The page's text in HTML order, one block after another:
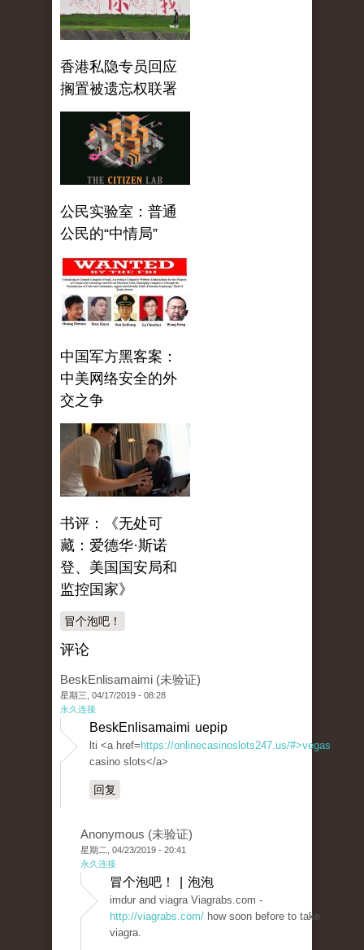
香港私隐专员回应
搁置被遗忘权联署
公民实验室：普通
公民的“中情局”
中国军方黑客案：
中美网络安全的外
交之争
书评：《无处可
藏：爱德华·斯诺
登、美国国安局和
监控国家》
冒个泡吧！
评论
BeskEnlisamaimi (未验证)
星期三, 04/17/2019 - 08:28
永久连接
BeskEnlisamaimi uepip
lti <a href= https://onlinecasinoslots247.us/#>vegas
casino slots</a>
回复
Anonymous (未验证)
星期二, 04/23/2019 - 20:41
永久连接
冒个泡吧！ | 泡泡
imdur and viagra Viagrabs.com -
http://viagrabs.com/ how soon before to take
viagra.